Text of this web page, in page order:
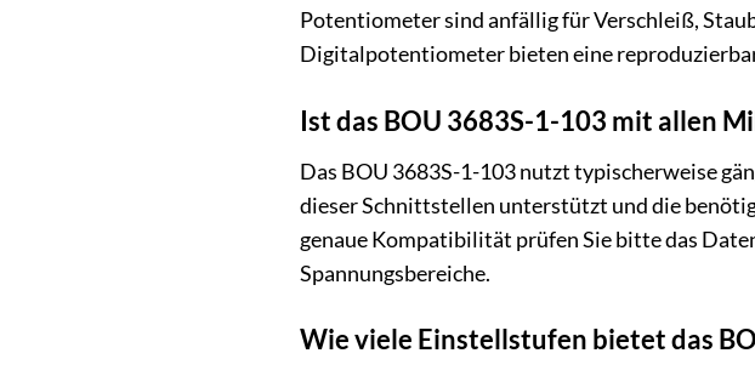
Potentiometer sind anfällig für Verschleiß,
Digitalpotentiometer bieten eine
Ist das BOU 3683S-1-103 mit allen
Das BOU 3683S-1-103 nutzt typischerweise
dieser Schnittstellen unterstützt und die
genaue Kompatibilität prüfen Sie bitte das
Spannungsbereiche.
Wie viele Einstellstufen bietet das